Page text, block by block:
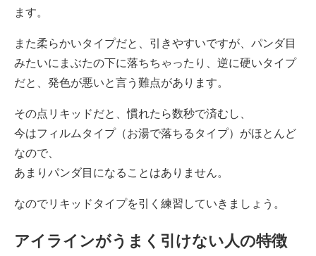
ます。
また柔らかいタイプだと、引きやすいですが、パンダ目
みたいにまぶたの下に落ちちゃったり、逆に硬いタイプ
だと、発色が悪いと言う難点があります。
その点リキッドだと、慣れたら数秒で済むし、
今はフィルムタイプ（お湯で落ちるタイプ）がほとんど
なので、
あまりパンダ目になることはありません。
なのでリキッドタイプを引く練習していきましょう。
アイラインがうまく引けない人の特徴